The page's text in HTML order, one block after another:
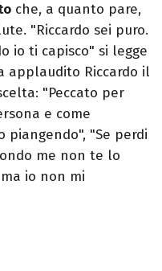
che, a quanto pare,
"Riccardo sei puro.
io ti capisco" si legge
applaudito Riccardo il
"Peccato per
e come
piangendo", "Se perdi
me non te lo
io non mi